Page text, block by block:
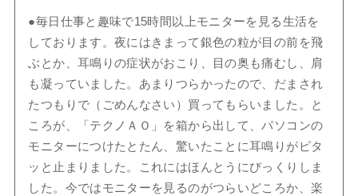
●毎日仕事と趣味で15時間以上モニターを見る生活を
しております。夜にはきまって銀色の粒が目の前を飛
ぶとか、耳鳴りの症状がおこり、目の奥も痛むし、肩
も凝っていました。あまりつらかったので、だまされ
たつもりで（ごめんなさい）買ってもらいました。と
ころが、「テクノＡＯ」を箱から出して、パソコンの
モニターにつけたとたん、驚いたことに耳鳴りがピタ
ッと止まりました。これにはほんとうにびっくりしま
した。今ではモニターを見るのがつらいどころか、楽